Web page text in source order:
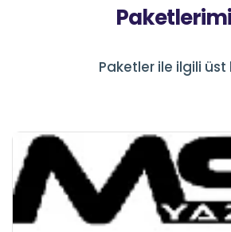
Paketler ile ilgili üst